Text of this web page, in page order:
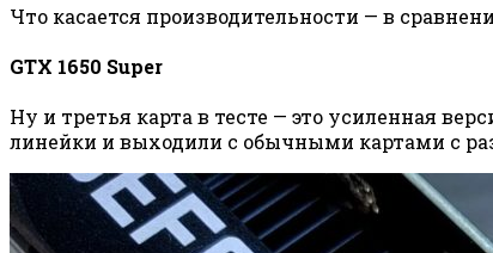
Что касается производительности — в
GTX 1650 Super
Ну и третья карта в тесте — это усиленная
линейки и выходили с обычными картами с